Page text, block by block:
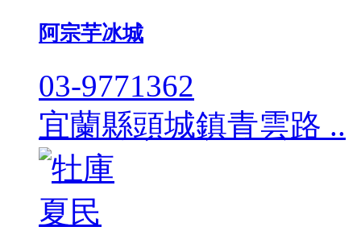
阿宗芋冰城
03-9771362
宜蘭縣頭城鎮青雲路 ..